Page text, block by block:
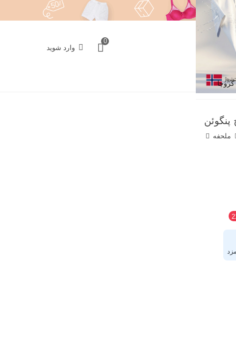
ملحفه
0
وارد شوید